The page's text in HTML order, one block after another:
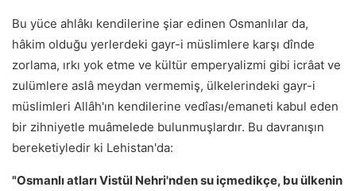
Bu yüce ahlâkı kendilerine şiar edinen Osmanlılar da,
hâkim olduğu yerlerdeki gayr-i müslimlere karşı dînde
zorlama, ırkı yok etme ve kültür emperyalizmi gibi icrâat ve
zulümlere aslâ meydan vermemiş, ülkelerindeki gayr-i
müslimleri Allâh'ın kendilerine vedîası/emaneti kabul eden
bir zihniyetle muâmelede bulunmuşlardır. Bu davranışın
bereketiyledir ki Lehistan'da:
"Osmanlı atları Vistül Nehri'nden su içmedikçe, bu ülkenin